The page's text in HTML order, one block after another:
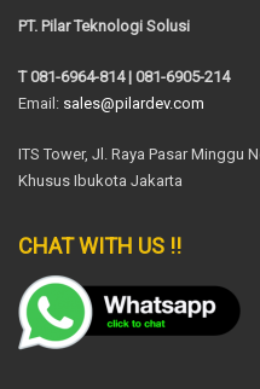
PT. Pilar Teknologi Solusi
T 081-6964-814 | 081-6905-214
Email: sales@pilardev.com
ITS Tower, Jl. Raya Pasar Minggu
Khusus Ibukota Jakarta
CHAT WITH US !!